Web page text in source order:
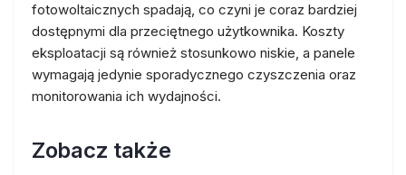
fotowoltaicznych spadają, co czyni je coraz bardziej
dostępnymi dla przeciętnego użytkownika. Koszty
eksploatacji są również stosunkowo niskie, a panele
wymagają jedynie sporadycznego czyszczenia oraz
monitorowania ich wydajności.
Zobacz także